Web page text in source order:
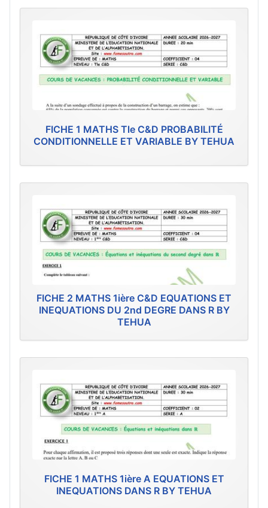
FICHE 1 MATHS Tle C&D PROBABILITÉ
CONDITIONNELLE ET VARIABLE BY TEHUA
FICHE 2 MATHS 1ière C&D EQUATIONS ET
INEQUATIONS DU 2nd DEGRE DANS R BY
TEHUA
FICHE 1 MATHS 1ière A EQUATIONS ET
INEQUATIONS DANS R BY TEHUA